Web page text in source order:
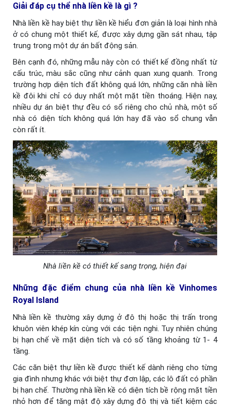
Giải đáp cụ thể nhà liền kề là gì ?
Nhà liền kề hay biệt thự liền kề hiểu đơn giản là loại hình nhà
ở có chung một thiết kế, được xây dựng gần sát nhau, tập
trung trong một dự án bất động sản.
Bên cạnh đó, những mẫu này còn có thiết kế đồng nhất từ
cấu trúc, màu sắc cũng như cảnh quan xung quanh. Trong
trường hợp diện tích đất không quá lớn, những căn nhà liền
kề đôi khi chỉ có duy nhất một mặt tiền thoáng. Hiện nay,
nhiều dự án biệt thự đều có sổ riêng cho chủ nhà, một số
nhà có diện tích không quá lớn hay đã vào sổ chung vẫn
còn rất ít.
Nhà liền kề có thiết kế sang trọng, hiện đại
Những đặc điểm chung của nhà liền kề Vinhomes
Royal Island
Nhà liền kề thường xây dựng ở đô thị hoặc thị trấn trong
khuôn viên khép kín cùng với các tiện nghi. Tuy nhiên chúng
bị hạn chế về mặt diện tích và có số tầng khoảng từ 1- 4
tầng.
Các căn biệt thự liền kề được thiết kế dành riêng cho từng
gia đình nhưng khác với biệt thự đơn lập, các lô đất có phần
bị hạn chế. Thường nhà liền kề có diện tích bề rộng mặt tiền
nhỏ hơn để tăng mật độ xây dựng đô thị và tiết kiệm các